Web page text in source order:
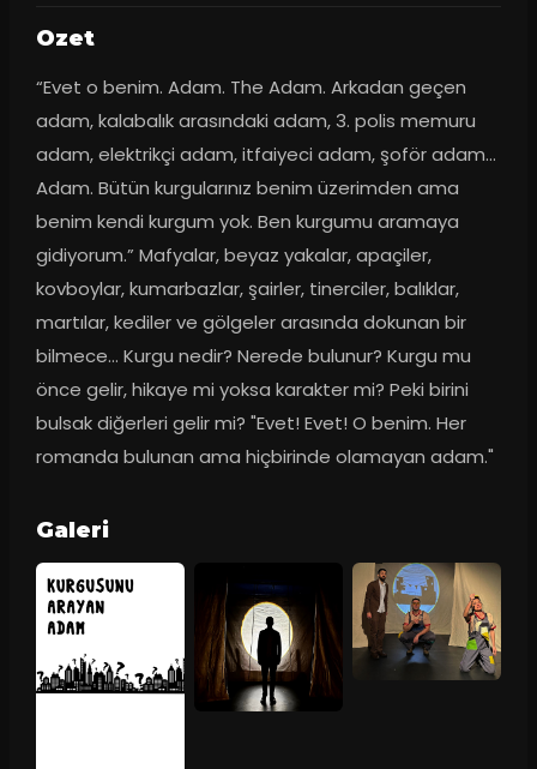
Ozet
“Evet o benim. Adam. The Adam. Arkadan geçen
adam, kalabalık arasındaki adam, 3. polis memuru
adam, elektrikçi adam, itfaiyeci adam, şoför adam...
Adam. Bütün kurgularınız benim üzerimden ama
benim kendi kurgum yok. Ben kurgumu aramaya
gidiyorum.” Mafyalar, beyaz yakalar, apaçiler,
kovboylar, kumarbazlar, şairler, tinerciler, balıklar,
martılar, kediler ve gölgeler arasında dokunan bir
bilmece... Kurgu nedir? Nerede bulunur? Kurgu mu
önce gelir, hikaye mi yoksa karakter mi? Peki birini
bulsak diğerleri gelir mi? "Evet! Evet! O benim. Her
romanda bulunan ama hiçbirinde olamayan adam."
Galeri